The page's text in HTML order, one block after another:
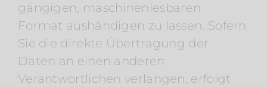
gängigen, maschinenlesbaren
Format aushändigen zu lassen. Sofern
Sie die direkte Übertragung der
Daten an einen anderen
Verantwortlichen verlangen, erfolgt